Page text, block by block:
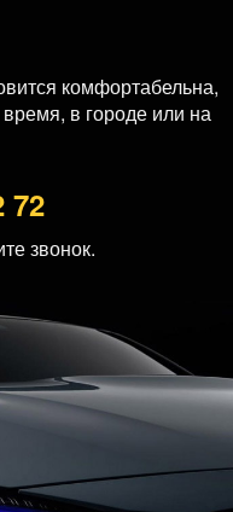
комфортабельна,
в городе или на
72
звонок.